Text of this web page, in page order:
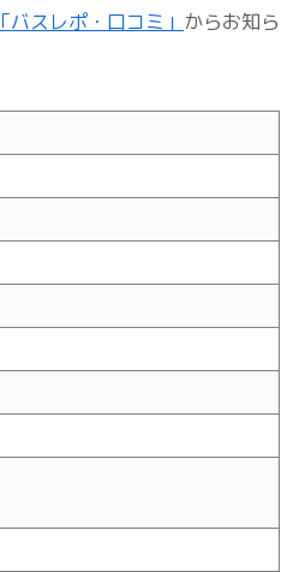
「バスレポ・口コミ」 からお知ら